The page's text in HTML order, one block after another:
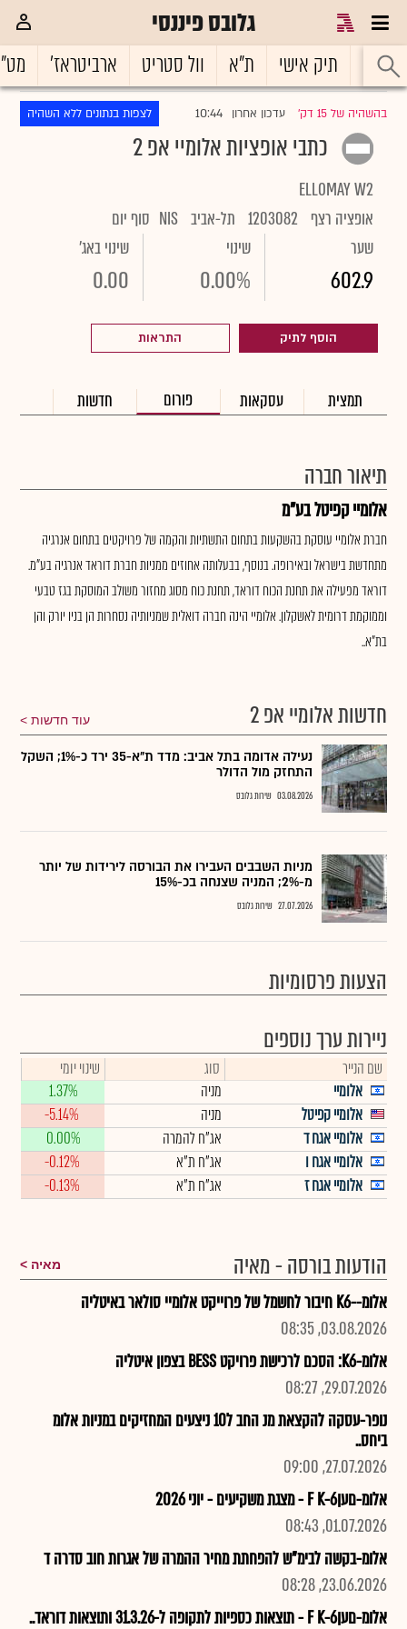
גלובס פיננסי
ראשי תיק אישי ת"א וול סטריט ארביטראז'
בהשהיה של 15 דק' |עדכון אחרון 10:44 לצפות בנתונים ללא השהיה
כתבי אופציות אלומיי אפ 2
ELLOMAY W2
אופציה רצף 1203082 תל-אביב NIS סוף יום
שער
602.9
שינוי
0.00%
שינוי באג'
0.00
הוסף לתיק התראות
תמצית עסקאות פורום חדשות
תיאור חברה
אלומיי קפיטל בע"מ
חברת אלומיי עוסקת בהשקעות בתחום התשתיות והקמה של פרויקטים בתחום אנרגיה
מתחדשת בישראל ובאירופה. בנוסף, בבעלותה אחוזים ממניות חברת דוראד אנרגיה בע"מ.
דוראד מפעילה את תחנת הכוח דוראד, תחנת כוח מסוג מחזור משולב המוסקת בגז טבעי
וממוקמת דרומית לאשקלון. אלומיי הינה חברה דואלית שמניותיה נסחרות הן בניו יורק והן
בת"א..
חדשות אלומיי אפ 2 עוד חדשות
נעילה אדומה בתל אביב: מדד ת"א-35 ירד כ-1%; השקל
התחזק מול הדולר
03.08.2026 שירות גלובס
מניות השבבים העבירו את הבורסה לירידות של יותר
מ-2%; המניה שצנחה בכ-15%
27.07.2026 שירות גלובס
הצעות פרסומיות
ניירות ערך נוספים
שם הנייר סוג
שינוי יומי
אלומיי
מניה
1.37%
אלומיי קפיטל
מניה
-5.14%
אלומיי אגח ד
אג"ח להמרה
0.00%
אלומיי אגח ו
אג"ח ת"א
-0.12%
אלומיי אגח ז
אג"ח ת"א -0.13%
הודעות בורסה - מאיה מאיה
אלומ--K6 חיבור לחשמל של פרוייקט אלומיי סולאר באיטליה
03.08.2026, 08:35
אלומ-K6: הסכם לרכישת פרויקט BESS בצפון איטליה
29.07.2026, 08:27
נופר-עסקה להקצאת מנ החב ל10 ניצעים המחזיקים במניות אלומ
ביחס..
27.07.2026, 09:00
אלומ-םעןF K-6 - מצגת משקיעים - יוני 2026
01.07.2026, 08:43
אלומ-בקשה לבימ"ש להפחתת מחיר ההמרה של אגרות חוב סדרה ד
23.06.2026, 08:28
אלומ-םעןF K-6 - תוצאות כספיות לתקופה ל-31.3.26 ותוצאות דוראד..